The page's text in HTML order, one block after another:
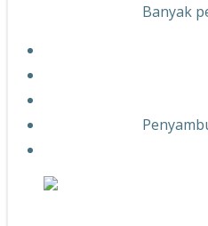
Banyak